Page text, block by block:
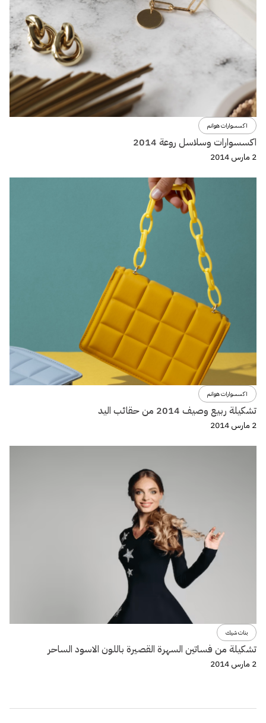
اكسسوارات هوانم
اكسسوارات وسلاسل روعة 2014
2 مارس 2014
اكسسوارات هوانم
تشكيلة ربيع وصيف 2014 من حقائب اليد
2 مارس 2014
بنات شيك
تشكيلة من فساتين السهرة القصيرة باللون الاسود الساحر
2 مارس 2014